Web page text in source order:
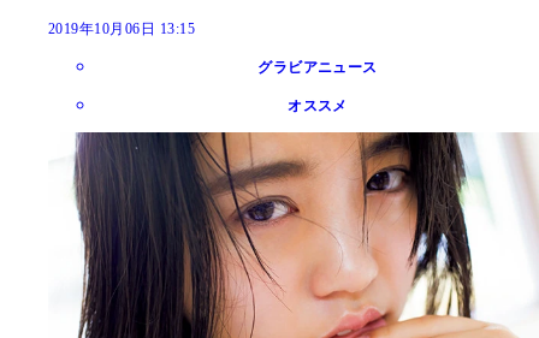
2019年10月06日 13:15
グラビアニュース
オススメ